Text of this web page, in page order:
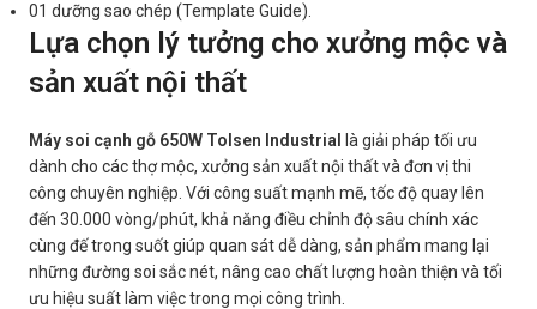
01 dưỡng sao chép (Template Guide).
Lựa chọn lý tưởng cho xưởng mộc và
sản xuất nội thất
Máy soi cạnh gỗ 650W Tolsen Industrial
là giải pháp tối ưu
dành cho các thợ mộc, xưởng sản xuất nội thất và đơn vị thi
công chuyên nghiệp. Với công suất mạnh mẽ, tốc độ quay lên
đến 30.000 vòng/phút, khả năng điều chỉnh độ sâu chính xác
cùng đế trong suốt giúp quan sát dễ dàng, sản phẩm mang lại
những đường soi sắc nét, nâng cao chất lượng hoàn thiện và tối
ưu hiệu suất làm việc trong mọi công trình.